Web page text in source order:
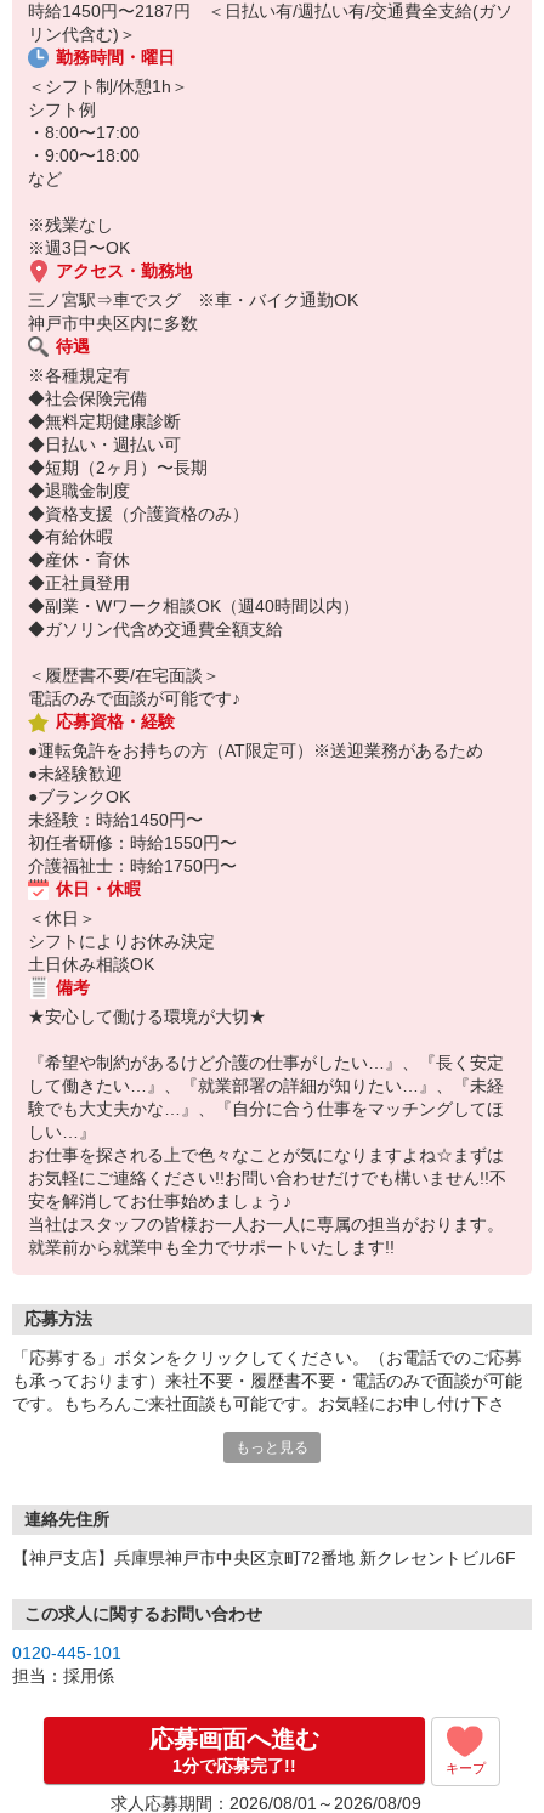
未経験大歓迎！まずは送迎業務でご活躍していただき、徐々に活躍
の場を広げていただきます！
もちろん経験者も大歓迎◎サポート中心なので難しいことは特にあ
りません♪
「働くのは久しぶり…」というブランクがある方もOK！
時給1450円〜2187円 ＜日払い有/週払い有/交通費全支給(ガソ
リン代含む)＞
勤務時間・曜日
＜シフト制/休憩1h＞
シフト例
・8:00〜17:00
・9:00〜18:00
など
※残業なし
※週3日〜OK
アクセス・勤務地
三ノ宮駅⇒車でスグ ※車・バイク通勤OK
神戸市中央区内に多数
待遇
※各種規定有
◆社会保険完備
◆無料定期健康診断
◆日払い・週払い可
◆短期（2ヶ月）〜長期
◆退職金制度
◆資格支援（介護資格のみ）
◆有給休暇
◆産休・育休
◆正社員登用
◆副業・Wワーク相談OK（週40時間以内）
◆ガソリン代含め交通費全額支給
＜履歴書不要/在宅面談＞
電話のみで面談が可能です♪
応募資格・経験
●運転免許をお持ちの方（AT限定可）※送迎業務があるため
●未経験歓迎
●ブランクOK
未経験：時給1450円〜
初任者研修：時給1550円〜
介護福祉士：時給1750円〜
休日・休暇
＜休日＞
シフトによりお休み決定
土日休み相談OK
備考
★安心して働ける環境が大切★
『希望や制約があるけど介護の仕事がしたい…』、『長く安定
して働きたい…』、『就業部署の詳細が知りたい…』、『未経
験でも大丈夫かな…』、『自分に合う仕事をマッチングしてほ
しい…』
お仕事を探される上で色々なことが気になりますよね☆まずは
お気軽にご連絡ください!!お問い合わせだけでも構いません!!不
安を解消してお仕事始めましょう♪
当社はスタッフの皆様お一人お一人に専属の担当がおります。
就業前から就業中も全力でサポートいたします!!
応募方法
「応募する」ボタンをクリックしてください。（お電話でのご応募
も承っております）来社不要・履歴書不要・電話のみで面談が可能
です。もちろんご来社面談も可能です。お気軽にお申し付け下さ
もっと見る
連絡先住所
【神戸支店】兵庫県神戸市中央区京町72番地 新クレセントビル6F
この求人に関するお問い合わせ
0120-445-101
担当：採用係
応募画面へ進む
1分で応募完了!! キープ
求人応募期間：2026/08/01～2026/08/09